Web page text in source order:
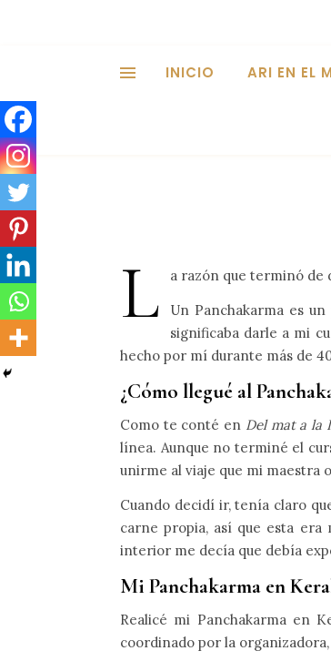
INICIO ARI EN EL
L
a razón que terminó de
Un Panchakarma es
significaba darle a mi
hecho por mí durante más de
¿Cómo llegué al
Como te conté en Del mat a la
línea. Aunque no terminé el
unirme al viaje que mi maestra
Cuando decidí ir, tenía claro
carne propia, así que esta
interior me decía que debía
Mi Panchakarma en
Realicé mi Panchakarma en
coordinado por la